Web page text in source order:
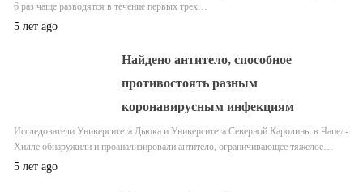
6 раз чаще разводятся в течение первых трех…
5 лет ago
Найдено антитело, способное
противостоять разным
коронавирусным инфекциям
Исследователи Университета Дьюка и Университета Северной Каролины в Чапел-
Хилле обнаружили и проанализировали антитело, ограничивающее тяжелое…
5 лет ago